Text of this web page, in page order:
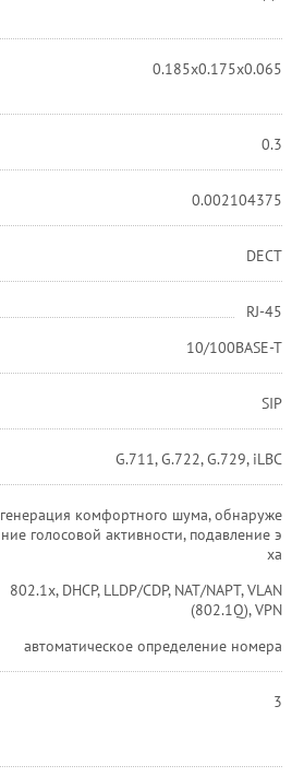
0.185x0.175x0.065
0.3
0.002104375
DECT
RJ-45
10/100BASE-T
SIP
G.711, G.722, G.729, iLBC
генерация комфортного шума, обнаруже
ние голосовой активности, подавление э
ха
802.1x, DHCP, LLDP/CDP, NAT/NAPT, VLAN
(802.1Q), VPN
автоматическое определение номера
3